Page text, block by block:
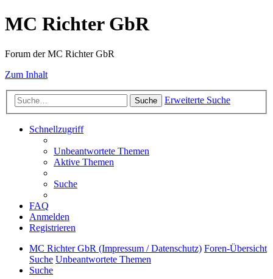
MC Richter GbR
Forum der MC Richter GbR
Zum Inhalt
Suche Erweiterte Suche
Schnellzugriff
Unbeantwortete Themen
Aktive Themen
Suche
FAQ
Anmelden
Registrieren
MC Richter GbR (Impressum / Datenschutz) Foren-Übersicht
Suche Unbeantwortete Themen
Suche